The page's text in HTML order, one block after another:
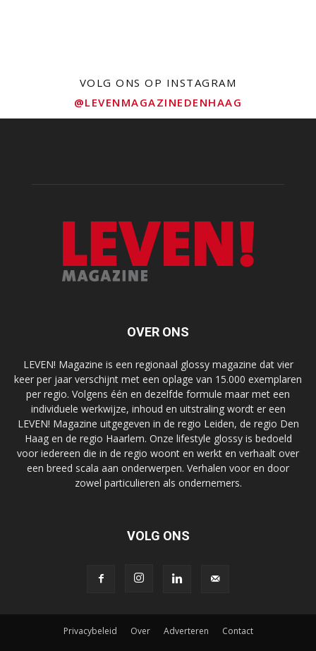
VOLG ONS OP INSTAGRAM
@LEVENMAGAZINEDENHAAG
OVER ONS
LEVEN! Magazine is een regionaal glossy magazine dat vier
keer per jaar verschijnt met een oplage van 15.000 exemplaren
per regio. Volgens één en dezelfde formule maar met een
individuele werkwijze, inhoud en uitstraling wordt er een
LEVEN! Magazine uitgegeven in de regio Leiden, de regio Den
Haag en de regio Haarlem. Onze lifestyle glossy is bedoeld
voor iedereen die in de regio woont en werkt en verhaalt over
een breed scala aan onderwerpen. Verhalen voor en door
zowel particulieren als ondernemers.
VOLG ONS
Privacybeleid Over Adverteren Contact